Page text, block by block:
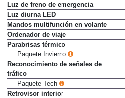
Luz de freno de emergencia
Luz diurna LED
Mandos multifunción en volante
Ordenador de viaje
Parabrisas térmico
Paquete Invierno
Reconocimiento de señales de
tráfico
Paquete Tech
Retrovisor interior